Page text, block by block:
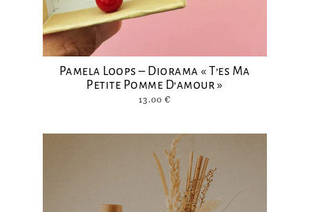
Pamela Loops – Diorama « T’es Ma
Petite Pomme D’amour »
13.00 €